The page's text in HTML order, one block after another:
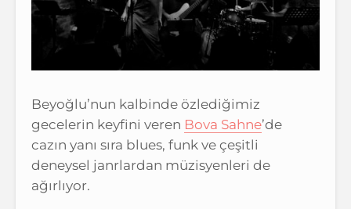
Beyoğlu’nun kalbinde özlediğimiz
gecelerin keyfini veren Bova Sahne’de
cazın yanı sıra blues, funk ve çeşitli
deneysel janrlardan müzisyenleri de
ağırlıyor.